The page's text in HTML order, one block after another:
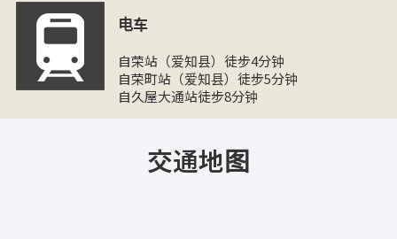
电车
自荣站（爱知县）徒步4分钟
自荣町站（爱知县）徒步5分钟
自久屋大通站徒步8分钟
交通地图